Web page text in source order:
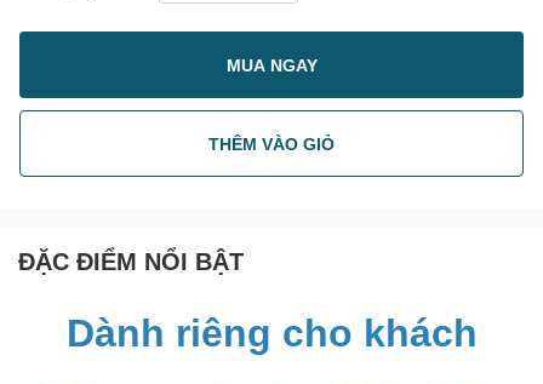
MUA NGAY
THÊM VÀO GIỎ
ĐẶC ĐIỂM NỔI BẬT
Dành riêng cho khách